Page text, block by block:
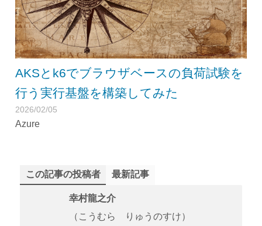
AKSとk6でブラウザベースの負荷試験を
行う実行基盤を構築してみた
2026/02/05
Azure
この記事の投稿者 最新記事
幸村龍之介
（こうむら りゅうのすけ）